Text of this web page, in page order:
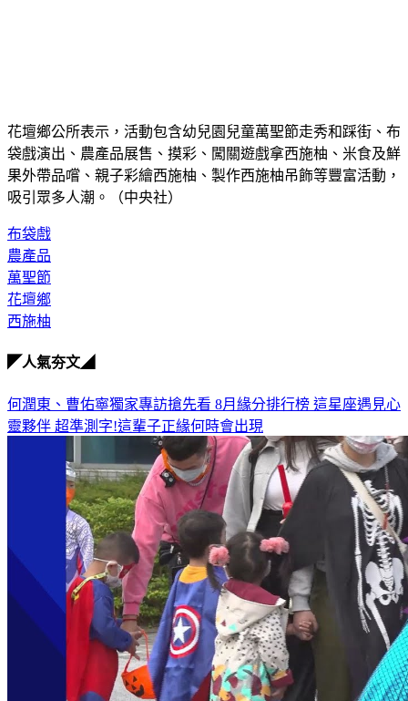
花壇鄉公所表示，活動包含幼兒園兒童萬聖節走秀和踩街、布
袋戲演出、農產品展售、摸彩、闖關遊戲拿西施柚、米食及鮮
果外帶品嚐、親子彩繪西施柚、製作西施柚吊飾等豐富活動，
吸引眾多人潮。（中央社）
布袋戲
農產品
萬聖節
花壇鄉
西施柚
◤人氣夯文◢
何潤東、曹佑寧獨家專訪搶先看 8月緣分排行榜 這星座遇見心
靈夥伴 超準測字!這輩子正緣何時會出現